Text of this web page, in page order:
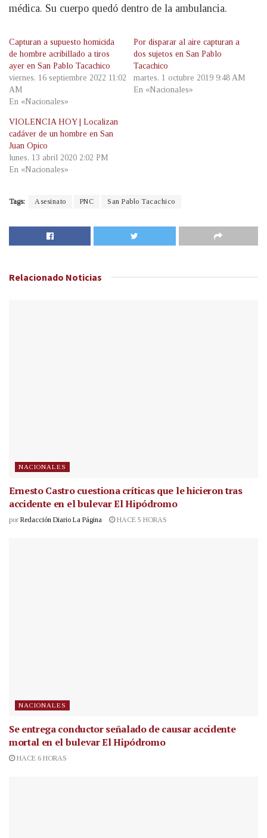
médica. Su cuerpo quedó dentro de la ambulancia.
Capturan a supuesto homicida
de hombre acribillado a tiros
ayer en San Pablo Tacachico
viernes, 16 septiembre 2022 11:02
AM
En «Nacionales»
Por disparar al aire capturan a
dos sujetos en San Pablo
Tacachico
martes, 1 octubre 2019 9:48 AM
En «Nacionales»
VIOLENCIA HOY | Localizan
cadáver de un hombre en San
Juan Opico
lunes, 13 abril 2020 2:02 PM
En «Nacionales»
Tags: Asesinato PNC San Pablo Tacachico
Relacionado Noticias
NACIONALES
Ernesto Castro cuestiona críticas que le hicieron tras
accidente en el bulevar El Hipódromo
por Redacción Diario La Página HACE 5 HORAS
NACIONALES
Se entrega conductor señalado de causar accidente
mortal en el bulevar El Hipódromo
HACE 6 HORAS